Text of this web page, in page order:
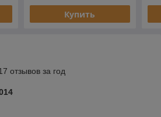
Купить
отзывов за год